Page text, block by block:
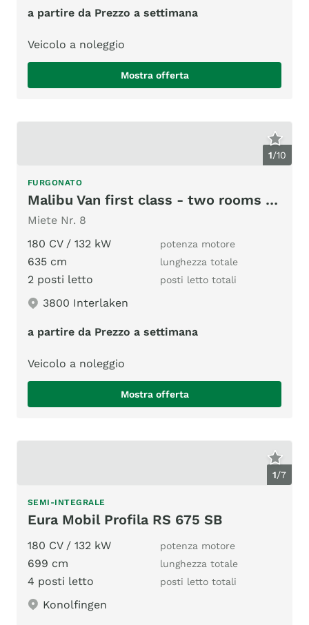
a partire da Prezzo a settimana
Veicolo a noleggio
Mostra offerta
1/10
FURGONATO
Malibu Van first class - two rooms 640 LE RB GT
Miete Nr. 8
180 CV / 132 kW
potenza motore
635 cm lunghezza totale
2 posti letto posti letto totali
3800 Interlaken
a partire da Prezzo a settimana
Veicolo a noleggio
Mostra offerta
1/7
SEMI-INTEGRALE
Eura Mobil Profila RS 675 SB
180 CV / 132 kW potenza motore
699 cm lunghezza totale
4 posti letto posti letto totali
Konolfingen